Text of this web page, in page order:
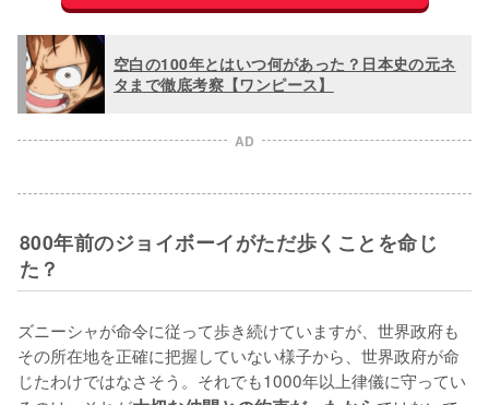
空白の100年とはいつ何があった？日本史の元ネ
タまで徹底考察【ワンピース】
AD
800年前のジョイボーイがただ歩くことを命じ
た？
ズニーシャが命令に従って歩き続けていますが、世界政府も
その所在地を正確に把握していない様子から、世界政府が命
じたわけではなさそう。それでも1000年以上律儀に守ってい